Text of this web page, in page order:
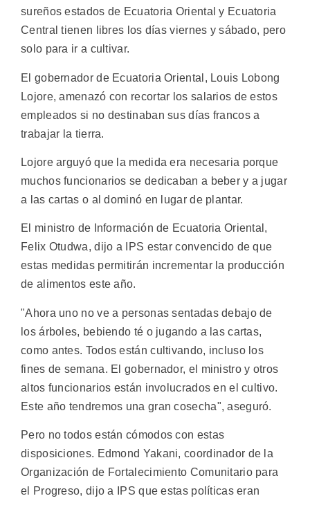
sureños estados de Ecuatoria Oriental y Ecuatoria
Central tienen libres los días viernes y sábado, pero
solo para ir a cultivar.
El gobernador de Ecuatoria Oriental, Louis Lobong
Lojore, amenazó con recortar los salarios de estos
empleados si no destinaban sus días francos a
trabajar la tierra.
Lojore arguyó que la medida era necesaria porque
muchos funcionarios se dedicaban a beber y a jugar
a las cartas o al dominó en lugar de plantar.
El ministro de Información de Ecuatoria Oriental,
Felix Otudwa, dijo a IPS estar convencido de que
estas medidas permitirán incrementar la producción
de alimentos este año.
"Ahora uno no ve a personas sentadas debajo de
los árboles, bebiendo té o jugando a las cartas,
como antes. Todos están cultivando, incluso los
fines de semana. El gobernador, el ministro y otros
altos funcionarios están involucrados en el cultivo.
Este año tendremos una gran cosecha", aseguró.
Pero no todos están cómodos con estas
disposiciones. Edmond Yakani, coordinador de la
Organización de Fortalecimiento Comunitario para
el Progreso, dijo a IPS que estas políticas eran